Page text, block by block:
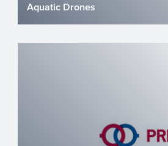
Aquatic Drones
Ontwikkeling van